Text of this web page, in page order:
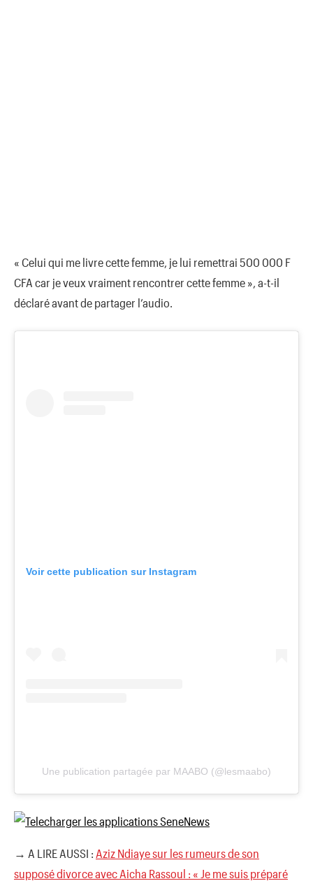
« Celui qui me livre cette femme, je lui remettrai 500 000 F
CFA car je veux vraiment rencontrer cette femme », a-t-il
déclaré avant de partager l’audio.
Voir cette publication sur Instagram
Une publication partagée par MAABO (@lesmaabo)
→ A LIRE AUSSI : Aziz Ndiaye sur les rumeurs de son
supposé divorce avec Aicha Rassoul : « Je me suis préparé